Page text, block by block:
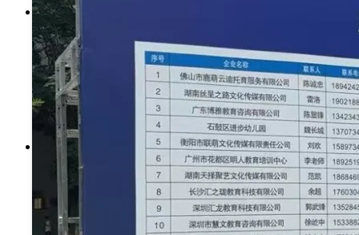
学校介绍
学校简介
现任领导
历史沿革
学校章程
校史校友
校园风光
管理机构
党政机构
教辅机构
附属单位